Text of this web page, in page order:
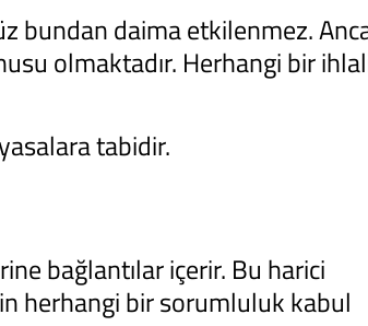
bundan daima etkilenmez.
olmaktadır. Herhangi bir
tabidir.
bağlantılar içerir. Bu harici
herhangi bir sorumluluk kabul